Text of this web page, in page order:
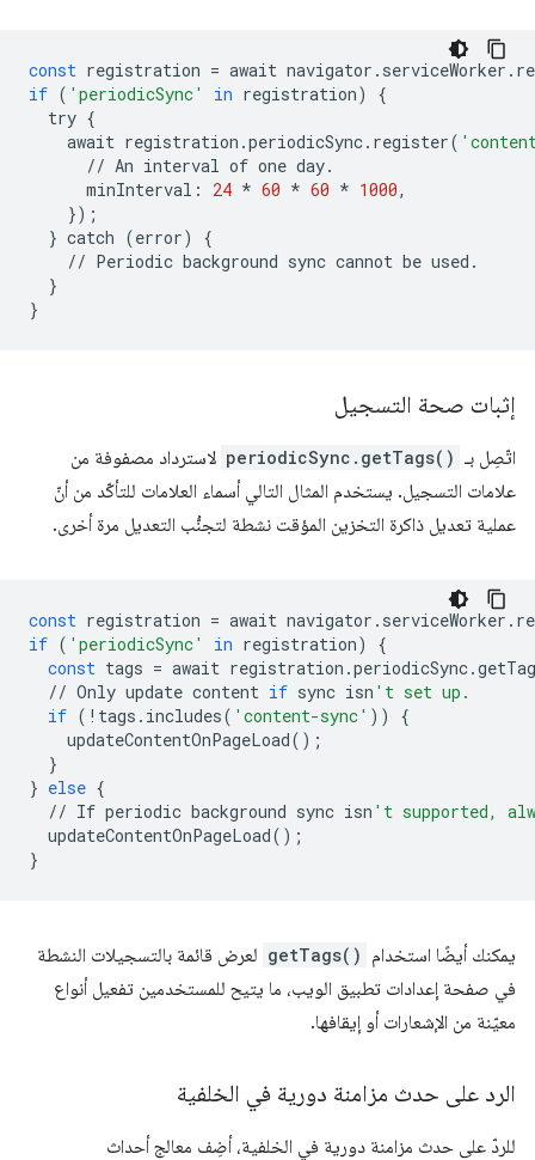
const registration = await navigator . serviceWorker .
if ( 'periodicSync' in registration)
{
try {
await registration .periodicSync. register(
// An interval of one day.
minInterval : 24 * 60 * 60 * 1000,
});
} catch (error)
{
// Periodic background sync cannot be used .
}
}
إثبات صحة التسجيل
اتّصِل بـ periodicSync.getTags() لاسترداد مصفوفة من
علامات التسجيل. يستخدم المثال التالي أسماء العلامات للتأكّد من أنّ
عملية تعديل ذاكرة التخزين المؤقت نشطة لتجنُّب التعديل مرة أخرى.
const registration = await navigator . serviceWorker .
if ( 'periodicSync' in registration)
{
const tags = await registration .periodicSync.
// Only update content if sync isn 't set up.
if ( ! tags . includes( 'content-sync' ))
{
updateContentOnPageLoad();
}
} else {
// If periodic background sync isn 't supported,
updateContentOnPageLoad();
}
يمكنك أيضًا استخدام getTags() لعرض قائمة بالتسجيلات النشطة
في صفحة إعدادات تطبيق الويب، ما يتيح للمستخدمين تفعيل أنواع
معيّنة من الإشعارات أو إيقافها.
الرد على حدث مزامنة دورية في الخلفية
للردّ على حدث مزامنة دورية في الخلفية، أضِف معالج أحداث